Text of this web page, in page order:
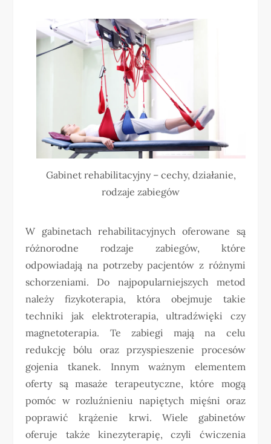
Gabinet rehabilitacyjny – cechy, działanie,
rodzaje zabiegów
W gabinetach rehabilitacyjnych oferowane są
różnorodne rodzaje zabiegów, które
odpowiadają na potrzeby pacjentów z różnymi
schorzeniami. Do najpopularniejszych metod
należy fizykoterapia, która obejmuje takie
techniki jak elektroterapia, ultradźwięki czy
magnetoterapia. Te zabiegi mają na celu
redukcję bólu oraz przyspieszenie procesów
gojenia tkanek. Innym ważnym elementem
oferty są masaże terapeutyczne, które mogą
pomóc w rozluźnieniu napiętych mięśni oraz
poprawić krążenie krwi. Wiele gabinetów
oferuje także kinezyterapię, czyli ćwiczenia